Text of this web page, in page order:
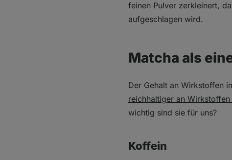
feinen Pulver zerkleinert,
aufgeschlagen wird.
Matcha als
Der Gehalt an Wirkstoffen
reichhaltiger an
wichtig sind sie für uns?
Koffein